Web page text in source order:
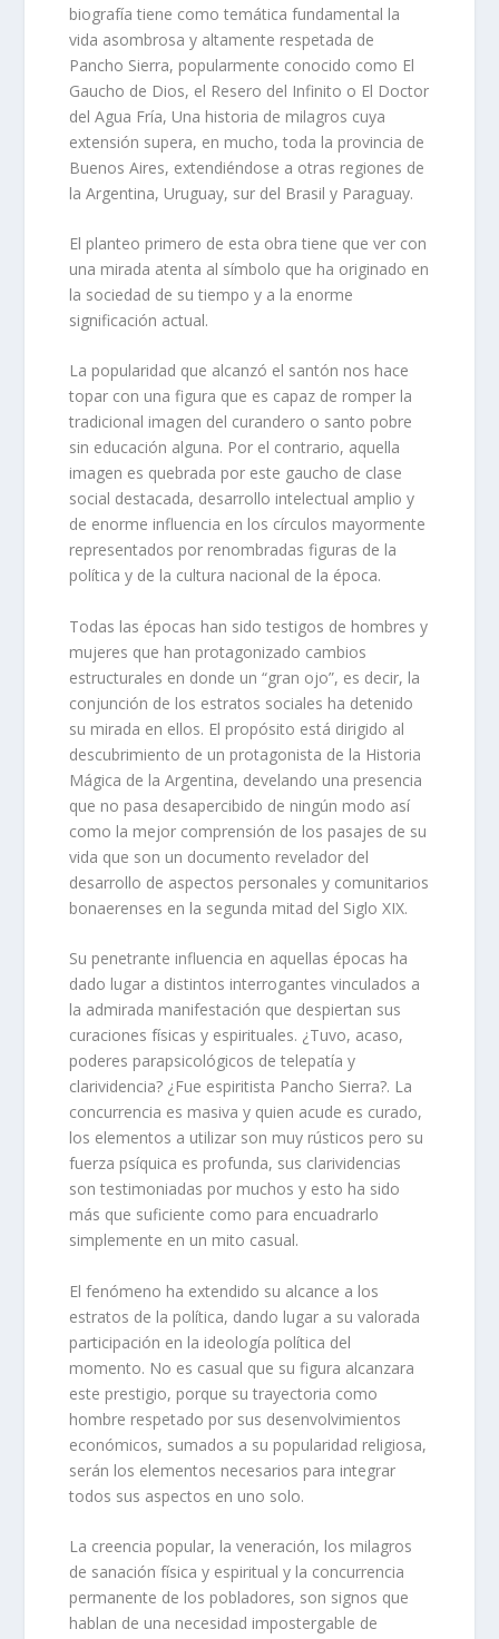
biografía tiene como temática fundamental la
vida asombrosa y altamente respetada de
Pancho Sierra, popularmente conocido como El
Gaucho de Dios, el Resero del Infinito o El Doctor
del Agua Fría, Una historia de milagros cuya
extensión supera, en mucho, toda la provincia de
Buenos Aires, extendiéndose a otras regiones de
la Argentina, Uruguay, sur del Brasil y Paraguay.
El planteo primero de esta obra tiene que ver con
una mirada atenta al símbolo que ha originado en
la sociedad de su tiempo y a la enorme
significación actual.
La popularidad que alcanzó el santón nos hace
topar con una figura que es capaz de romper la
tradicional imagen del curandero o santo pobre
sin educación alguna. Por el contrario, aquella
imagen es quebrada por este gaucho de clase
social destacada, desarrollo intelectual amplio y
de enorme influencia en los círculos mayormente
representados por renombradas figuras de la
política y de la cultura nacional de la época.
Todas las épocas han sido testigos de hombres y
mujeres que han protagonizado cambios
estructurales en donde un “gran ojo”, es decir, la
conjunción de los estratos sociales ha detenido
su mirada en ellos. El propósito está dirigido al
descubrimiento de un protagonista de la Historia
Mágica de la Argentina, develando una presencia
que no pasa desapercibido de ningún modo así
como la mejor comprensión de los pasajes de su
vida que son un documento revelador del
desarrollo de aspectos personales y comunitarios
bonaerenses en la segunda mitad del Siglo XIX.
Su penetrante influencia en aquellas épocas ha
dado lugar a distintos interrogantes vinculados a
la admirada manifestación que despiertan sus
curaciones físicas y espirituales. ¿Tuvo, acaso,
poderes parapsicológicos de telepatía y
clarividencia? ¿Fue espiritista Pancho Sierra?. La
concurrencia es masiva y quien acude es curado,
los elementos a utilizar son muy rústicos pero su
fuerza psíquica es profunda, sus clarividencias
son testimoniadas por muchos y esto ha sido
más que suficiente como para encuadrarlo
simplemente en un mito casual.
El fenómeno ha extendido su alcance a los
estratos de la política, dando lugar a su valorada
participación en la ideología política del
momento. No es casual que su figura alcanzara
este prestigio, porque su trayectoria como
hombre respetado por sus desenvolvimientos
económicos, sumados a su popularidad religiosa,
serán los elementos necesarios para integrar
todos sus aspectos en uno solo.
La creencia popular, la veneración, los milagros
de sanación física y espiritual y la concurrencia
permanente de los pobladores, son signos que
hablan de una necesidad impostergable de